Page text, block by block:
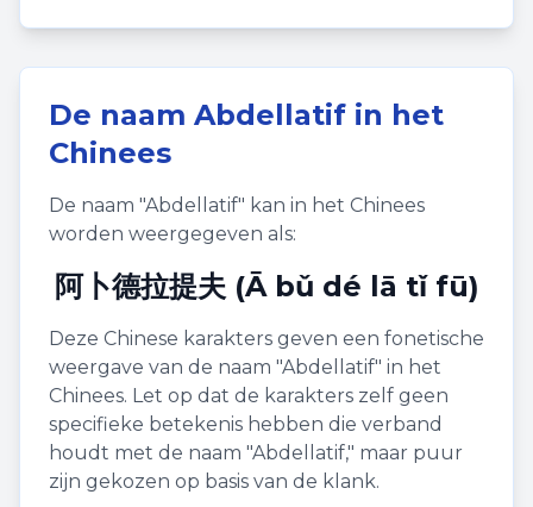
De naam Abdellatif in het
Chinees
De naam "Abdellatif" kan in het Chinees
worden weergegeven als:
阿卜德拉提夫 (Ā bǔ dé lā tǐ fū)
Deze Chinese karakters geven een fonetische
weergave van de naam "Abdellatif" in het
Chinees. Let op dat de karakters zelf geen
specifieke betekenis hebben die verband
houdt met de naam "Abdellatif," maar puur
zijn gekozen op basis van de klank.